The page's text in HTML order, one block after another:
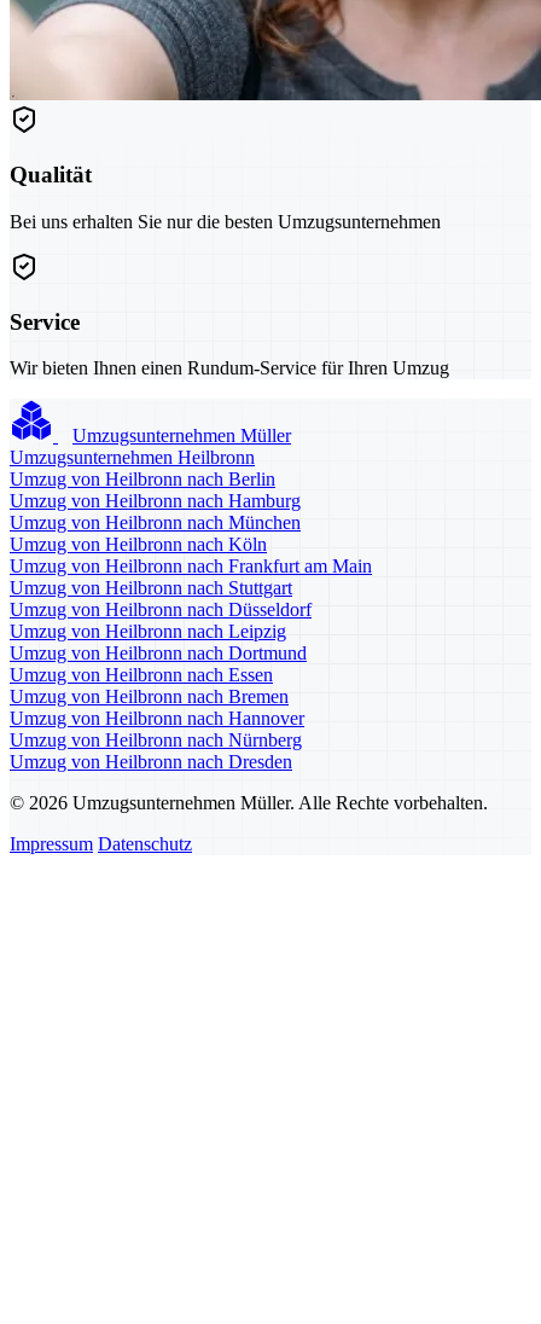
Qualität
Bei uns erhalten Sie nur die besten Umzugsunternehmen
Service
Wir bieten Ihnen einen Rundum-Service für Ihren Umzug
Umzugsunternehmen Müller
Umzugsunternehmen Heilbronn
Umzug von Heilbronn nach Berlin
Umzug von Heilbronn nach Hamburg
Umzug von Heilbronn nach München
Umzug von Heilbronn nach Köln
Umzug von Heilbronn nach Frankfurt am Main
Umzug von Heilbronn nach Stuttgart
Umzug von Heilbronn nach Düsseldorf
Umzug von Heilbronn nach Leipzig
Umzug von Heilbronn nach Dortmund
Umzug von Heilbronn nach Essen
Umzug von Heilbronn nach Bremen
Umzug von Heilbronn nach Hannover
Umzug von Heilbronn nach Nürnberg
Umzug von Heilbronn nach Dresden
© 2026 Umzugsunternehmen Müller. Alle Rechte vorbehalten.
Impressum Datenschutz